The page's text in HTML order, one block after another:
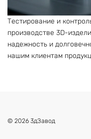
Тестирование и
производстве 3D-
надежность и
нашим клиентам
© 2026 3дЗавод